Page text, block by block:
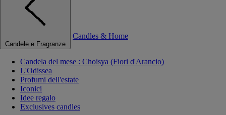
Candele e Fragranze
Candles & Home
Candela del mese : Choisya (Fiori d'Arancio)
L'Odissea
Profumi dell'estate
Iconici
Idee regalo
Exclusives candles